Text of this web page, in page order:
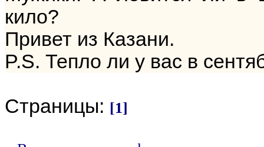
кило?
Привет из Казани.
P.S. Тепло ли у вас в
Страницы: [1]